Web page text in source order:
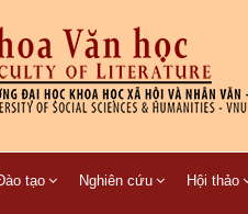
tạo Nghiên cứu Hội thảo